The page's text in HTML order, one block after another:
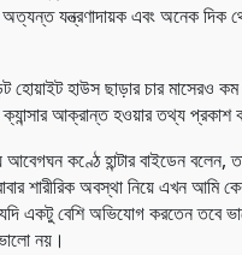
অত্যন্ত যন্ত্রণাদায়ক এবং অনেক দিক
হোয়াইট হাউস ছাড়ার চার মাসেরও
আক্রান্ত হওয়ার তথ্য প্রকাশ
আবেগঘন কণ্ঠে হান্টার বাইডেন বলেন,
শারীরিক অবস্থা নিয়ে এখন আমি
একটু বেশি অভিযোগ করতেন তবে
নয়।